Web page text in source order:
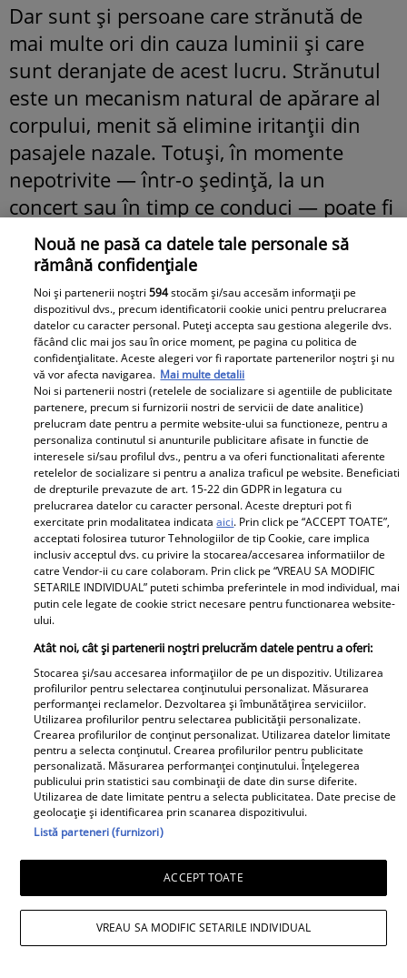
Dar sunt și persoane care strănută de
mai multe ori din cauza luminii și care
sunt deranjate de acest lucru. Strănutul
este un mecanism natural de apărare al
corpului, menit să elimine iritanții din
pasajele nazale. Totuși, în momente
nepotrivite — într-o ședință, la un
concert sau în timp ce conduci — poate fi
deranjant. Există soluții pentru a-l
„amorți”, dar medicii avertizează că
metoda aleasă contează enorm.
Soluții să oprești un strănut
Dacă simți acea furnicătură caracteristică,
poți încerca să întrerupi semnalul nervos
înainte ca reflexul să devină complet:
Apasă pe cerul gurii:Folosește limba
pentru a apăsa ferm cerul gurii.
Această stimulare senzorială poate
„păcăli” creierul și poate opri reflexul.
Ciupește puntea nazală:Strânge ușor
partea superioară a nasului (zona
dintre ochi). Acest lucru poate inhiba
terminațiile nervoase ale nervului
trigemen.
Metoda „buzei superioare”:Apasă cu
degetul arătător zona de sub nas,
deasupra buzei superioare.
Presiunea aplicată aici poate bloca
uneori semnalul de strănut.
Privește în altă parte:Dacă ești
predispus la strănutul fotic, evită să
privești direct spre soare sau spre
lumini puternice atunci când ieși
Nouă ne pasă ca datele tale personale să
rămână confidențiale
Noi și partenerii noștri594stocăm și/sau accesăm informații pe
dispozitivul dvs., precum identificatorii cookie unici pentru prelucrarea
datelor cu caracter personal. Puteți accepta sau gestiona alegerile dvs.
făcând clic mai jos sau în orice moment, pe pagina cu politica de
confidențialitate. Aceste alegeri vor fi raportate partenerilor noștri și nu
vă vor afecta navigarea. Mai multe detalii
Noi si partenerii nostri (retelele de socializare si agentiile de publicitate
partenere, precum si furnizorii nostri de servicii de date analitice)
prelucram date pentru a permite website-ului sa functioneze, pentru a
personaliza continutul si anunturile publicitare afisate in functie de
interesele si/sau profilul dvs., pentru a va oferi functionalitati aferente
retelelor de socializare si pentru a analiza traficul pe website. Beneficiati
de drepturile prevazute de art. 15-22 din GDPR in legatura cu
prelucrarea datelor cu caracter personal. Aceste drepturi pot fi
exercitate prin modalitatea indicataaici. Prin click pe “ACCEPT TOATE”,
acceptati folosirea tuturor Tehnologiilor de tip Cookie, care implica
inclusiv acceptul dvs. cu privire la stocarea/accesarea informatiilor de
catre Vendor-ii cu care colaboram. Prin click pe “VREAU SA MODIFIC
SETARILE INDIVIDUAL” puteti schimba preferintele in mod individual, mai
putin cele legate de cookie strict necesare pentru functionarea website-
ului.
Atât noi, cât și partenerii noștri prelucrăm datele pentru a oferi:
Stocarea și/sau accesarea informațiilor de pe un dispozitiv. Utilizarea
profilurilor pentru selectarea conținutului personalizat. Măsurarea
performanței reclamelor. Dezvoltarea și îmbunătățirea serviciilor.
Utilizarea profilurilor pentru selectarea publicității personalizate.
Crearea profilurilor de conținut personalizat. Utilizarea datelor limitate
pentru a selecta conținutul. Crearea profilurilor pentru publicitate
personalizată. Măsurarea performanței conținutului. Înțelegerea
publicului prin statistici sau combinații de date din surse diferite.
Utilizarea de date limitate pentru a selecta publicitatea. Date precise de
geolocație și identificarea prin scanarea dispozitivului.
Listă parteneri (furnizori)
ACCEPT TOATE
VREAU SA MODIFIC SETARILE INDIVIDUAL